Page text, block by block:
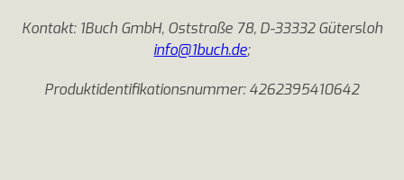
Kontakt: 1Buch GmbH, Oststraße 78, D-33332 Gütersloh
info@1buch.de;
Produktidentifikationsnummer: 4262395410642